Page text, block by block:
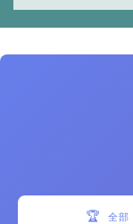
🏆 全部